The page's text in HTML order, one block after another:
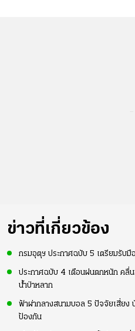
ข่าวที่เกี่ยวข้อง
กรมอุตุฯ ประกาศฉบับ 5 เตรียมรับ
ประกาศฉบับ 4 เตือนฝนตกหนัก คลื่
น้ำป่าหลาก
ฟ้าผ่ากลางสนามบอล 5 ปัจจัยเสี่ย
ป้องกัน